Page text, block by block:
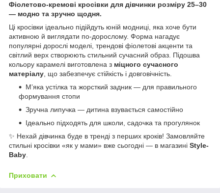
Фіолетово-кремові кросівки для дівчинки розміру 25–30
— модно та зручно щодня.
Ці кросівки ідеально підійдуть юній модниці, яка хоче бути
активною й виглядати по-дорослому. Форма нагадує
популярні дорослі моделі, трендові фіолетові акценти та
світлий верх створюють стильний сучасний образ. Підошва
кольору карамелі виготовлена з міцного сучасного
матеріалу , що забезпечує стійкість і довговічність.
М’яка устілка та жорсткий задник — для правильного
формування стопи
Зручна липучка — дитина взувається самостійно
Ідеально підходять для школи, садочка та прогулянок
✨ Нехай дівчинка буде в тренді з перших кроків! Замовляйте
стильні кросівки «як у мами» вже сьогодні — в магазині Style-
Baby
Приховати